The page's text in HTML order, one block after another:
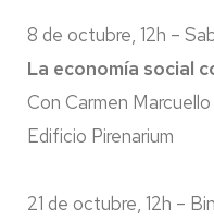
8 de octubre, 12h –
La economía social
Con Carmen Marcuello
Edificio Pirenarium
21 de octubre, 12h –